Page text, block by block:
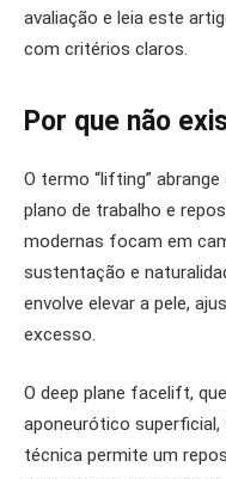
avaliação e leia este
com critérios claros.
Por que não
O termo “lifting”
plano de trabalho e
modernas focam em
sustentação e
envolve elevar a pele,
excesso.
O deep plane facelift,
aponeurótico
técnica permite um